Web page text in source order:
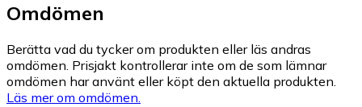
Omdömen
Berätta vad du tycker om produkten eller läs andras
omdömen. Prisjakt kontrollerar inte om de som lämnar
omdömen har använt eller köpt den aktuella produkten.
Läs mer om omdömen.